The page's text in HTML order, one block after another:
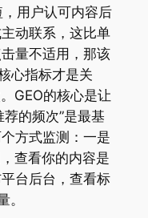
用户认可内容后
动联系，这比单
量不适用，那该
心指标才是关
GEO的核心是让
的频次”是最基
方式监测：一是
查看你的内容是
台后台，查看标
。